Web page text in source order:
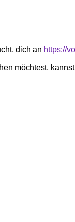
dich an https://
möchtest,